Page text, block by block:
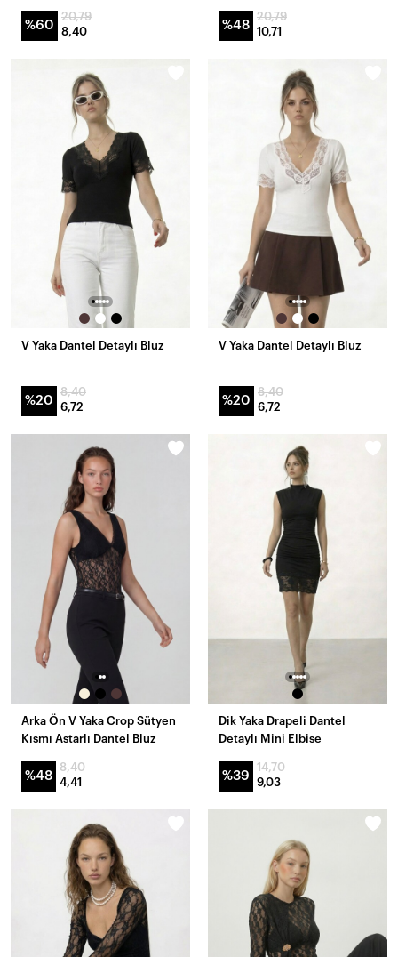
%60
20,79
8,40
%48
20,79
10,71
V Yaka Dantel Detaylı Bluz
%20
8,40
6,72
V Yaka Dantel Detaylı Bluz
%20
8,40
6,72
Arka Ön V Yaka Crop Sütyen
Kısmı Astarlı Dantel Bluz
%48
8,40
4,41
Dik Yaka Drapeli Dantel
Detaylı Mini Elbise
%39
14,70
9,03